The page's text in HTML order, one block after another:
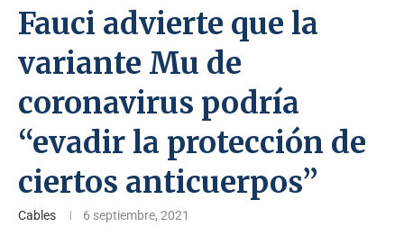
Fauci advierte que la
variante Mu de
coronavirus podría
“evadir la protección de
ciertos anticuerpos”
Cables 6 septiembre, 2021